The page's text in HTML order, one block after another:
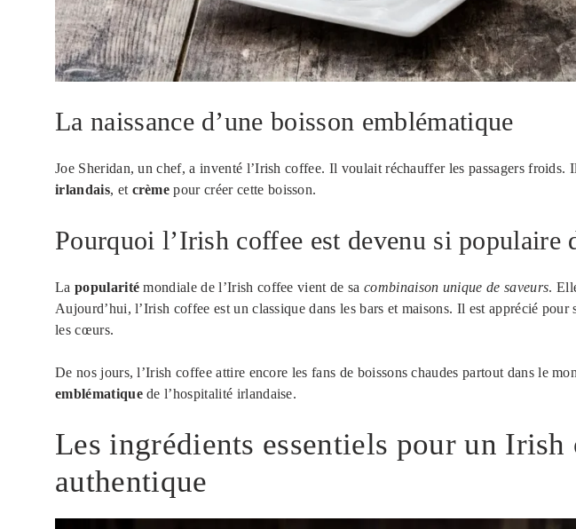
La naissance d’une boisson emblématique
Joe Sheridan, un chef, a inventé l’Irish coffee. Il voulait réchauffer les passagers froids.
irlandais, et crème pour créer cette boisson.
Pourquoi l’Irish coffee est devenu si populaire
La popularité mondiale de l’Irish coffee vient de sa combinaison unique de saveurs.
Aujourd’hui, l’Irish coffee est un classique dans les bars et maisons. Il est apprécié
les cœurs.
De nos jours, l’Irish coffee attire encore les fans de boissons chaudes partout dans le
emblématiquede l’hospitalité irlandaise.
Les ingrédients essentiels pour un Irish
authentique